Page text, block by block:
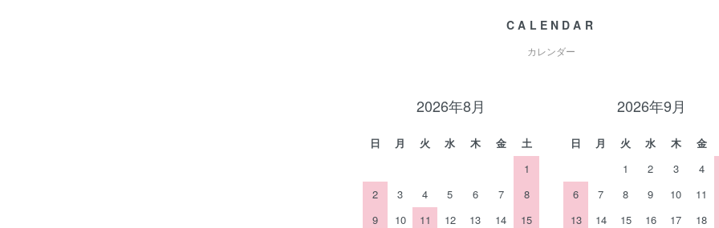
CALENDAR
カレンダー
2026年8月
日 月 火 水 木 金
土
1
2
3 4 5 6 7
8
9
10 11 12 13 14
15
2026年9月
日 月 火 水 木 金
1
2 3 4
6
7 8 9 10 11
13
14 15 16 17 18